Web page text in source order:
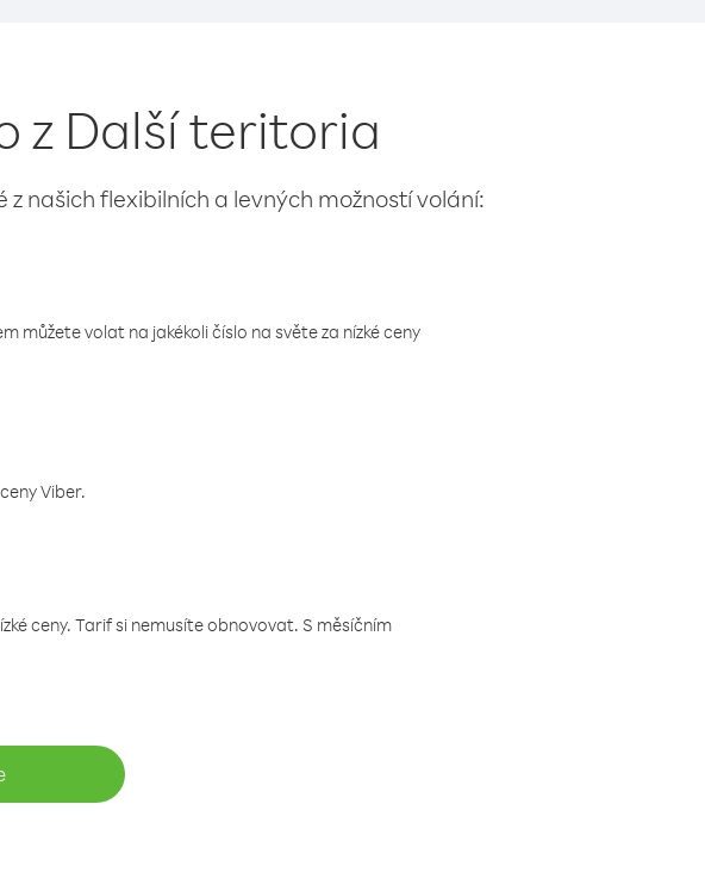
z Další teritoria
našich flexibilních a levných možností volání:
můžete volat na jakékoli číslo na světe za nízké ceny
Viber.
ceny. Tarif si nemusíte obnovovat. S měsíčním